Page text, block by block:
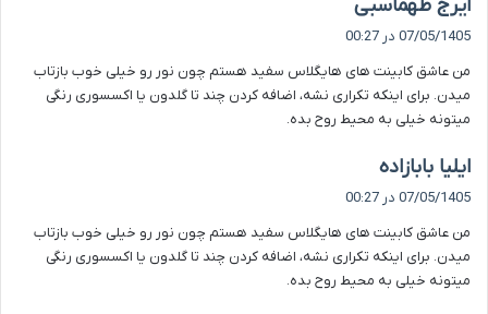
ایرج طهماسبی
ف
:
07/05/1405 در 00:27
من عاشق کابینت های هایگلاس سفید هستم چون نور رو خیلی خوب بازتاب
میدن. برای اینکه تکراری نشه، اضافه کردن چند تا گلدون یا اکسسوری رنگی
میتونه خیلی به محیط روح بده.
ایلیا بابازاده
ف
:
07/05/1405 در 00:27
من عاشق کابینت های هایگلاس سفید هستم چون نور رو خیلی خوب بازتاب
میدن. برای اینکه تکراری نشه، اضافه کردن چند تا گلدون یا اکسسوری رنگی
میتونه خیلی به محیط روح بده.